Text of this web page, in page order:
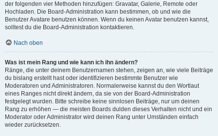
der folgenden vier Methoden hinzufügen: Gravatar, Galerie, Remote oder
Hochladen. Die Board-Administration kann bestimmen, ob und wie die
Benutzer Avatare benutzen können. Wenn du keinen Avatar benutzen kannst,
solltest du die Board-Administration kontaktieren.
Nach oben
Was ist mein Rang und wie kann ich ihn ändern?
Ränge, die unter deinem Benutzernamen stehen, zeigen an, wie viele Beiträge
du bislang erstellt hast oder identifizieren bestimmte Benutzer wie
Moderatoren und Administratoren. Normalerweise kannst du den Wortlaut
eines Ranges nicht direkt ändern, da sie von der Board-Administration
festgelegt wurden. Bitte schreibe keine sinnlosen Beiträge, nur um deinen
Rang zu erhöhen — die meisten Boards dulden dieses Verhalten nicht und ein
Moderator oder Administrator wird deinen Rang unter Umständen einfach
wieder zurücksetzen.